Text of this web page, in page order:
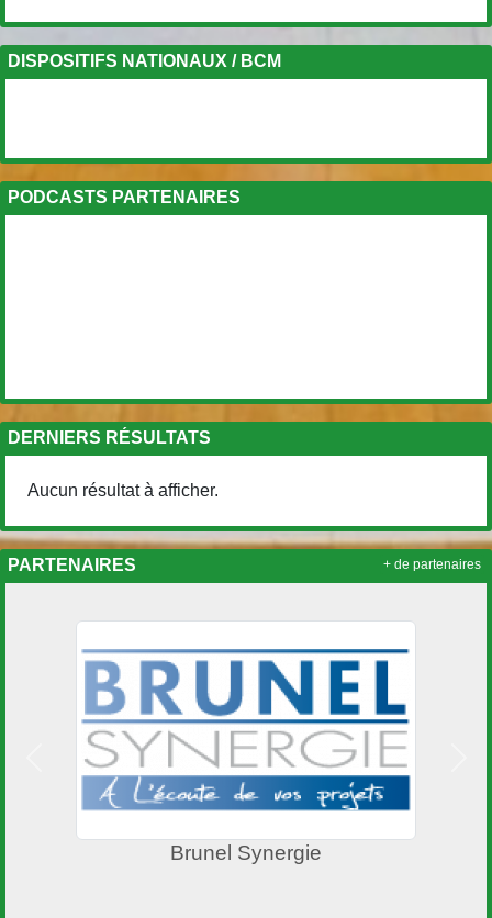
DISPOSITIFS NATIONAUX / BCM
PODCASTS PARTENAIRES
DERNIERS RÉSULTATS
Aucun résultat à afficher.
PARTENAIRES
Brunel Synergie
Précedent
+ de partenaires